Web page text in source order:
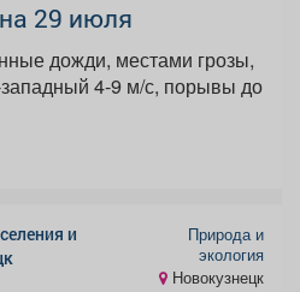
29 июля
дожди, местами грозы,
4-9 м/с, порывы до
и
Природа и
экология
Новокузнецк